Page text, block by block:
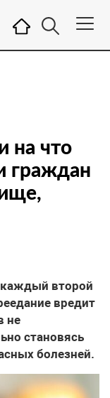
на что
граждан
каждый второй
вредит
не
становясь
болезней.